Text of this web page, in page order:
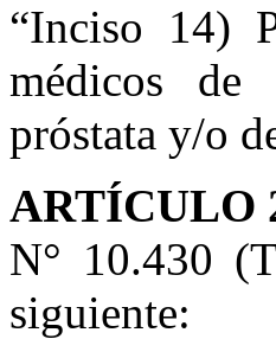
“Inciso 14)
médicos de
próstata y/o
ARTÍCULO
N° 10.430
siguiente: